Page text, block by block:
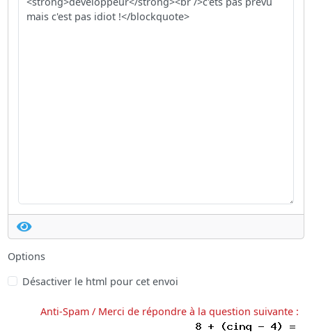
Options
Désactiver le html pour cet envoi
Anti-Spam / Merci de répondre à la question suivante :